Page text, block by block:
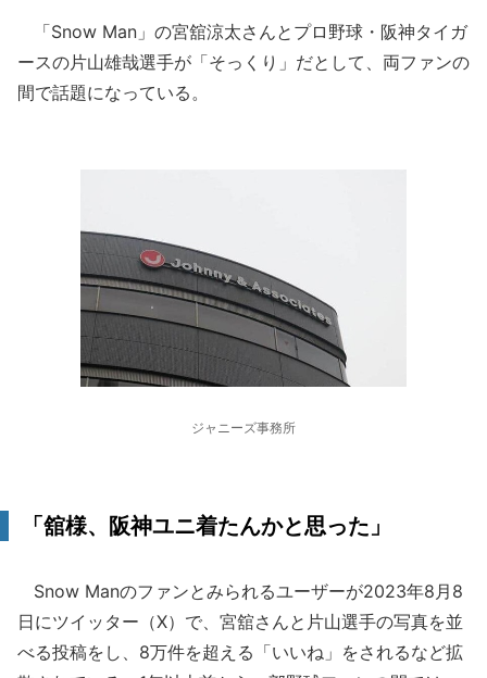
「Snow Man」の宮舘涼太さんとプロ野球・阪神タイガ
ースの片山雄哉選手が「そっくり」だとして、両ファンの
間で話題になっている。
ジャニーズ事務所
「舘様、阪神ユニ着たんかと思った」
Snow Manのファンとみられるユーザーが2023年8月8
日にツイッター（X）で、宮舘さんと片山選手の写真を並
べる投稿をし、8万件を超える「いいね」をされるなど拡